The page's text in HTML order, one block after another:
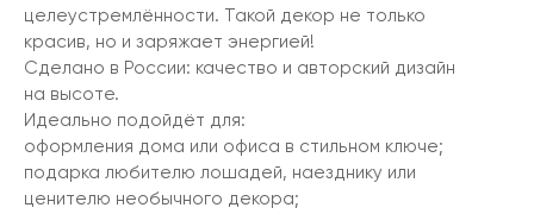
целеустремлённости. Такой декор не только
красив, но и заряжает энергией!
Сделано в России: качество и авторский дизайн
на высоте.
Идеально подойдёт для:
оформления дома или офиса в стильном ключе;
подарка любителю лошадей, наезднику или
ценителю необычного декора;